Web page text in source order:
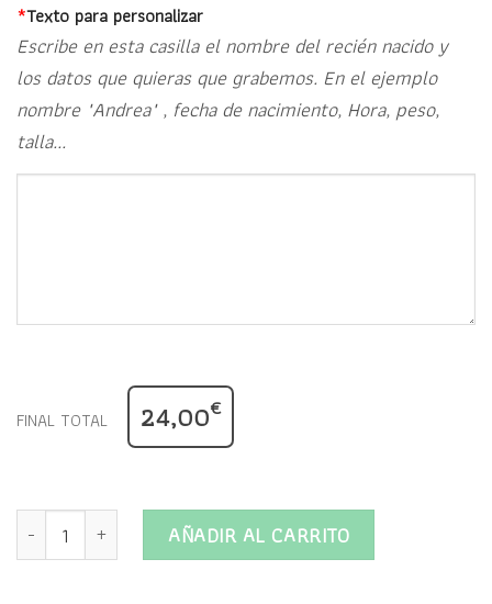
*Texto para personalizar
Escribe en esta casilla el nombre del recién nacido y
los datos que quieras que grabemos. En el ejemplo
nombre "Andrea" , fecha de nacimiento, Hora, peso,
talla...
FINAL TOTAL 24,00€
Caja de Firmas Bebe PERSONALIZADA modelo 2 cantidad
AÑADIR AL CARRITO